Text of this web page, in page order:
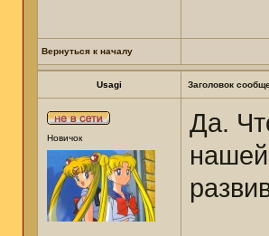
Вернуться к началу
Usagi Заголовок
Новичок
Да.